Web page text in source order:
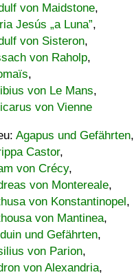
von Maidstone,
Jesús „a Luna”,
von Sisteron,
von Raholp,
,
von Le Mans,
von Vienne
Agapus und Gefährten,
Castor,
von Crécy,
von Montereale,
von Konstantinopel,
von Mantinea,
und Gefährten,
von Parion,
von Alexandria,